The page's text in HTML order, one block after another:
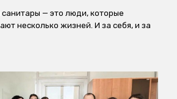
— это люди, которые
несколько жизней. И за себя, и за